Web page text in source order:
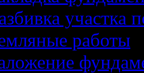
участка
работы